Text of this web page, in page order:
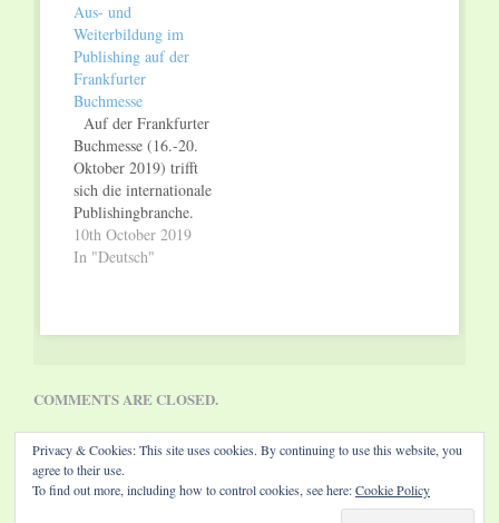
12-18 Jahren zum
Schreibwettbewerb
Frankfurt Young
Stories auf. Bis zum
30. September 2019
konnten Beiträge in
den Genres Short
Story und Lyrik
eingereicht werden.
Eine dreiköpfige
Jury…
Aus- und
Weiterbildung im
Publishing auf der
Frankfurter
Buchmesse
Auf der Frankfurter
Buchmesse (16.-20.
Oktober 2019) trifft
sich die internationale
Publishingbranche.
Hier finden
Auszubildende und
Wissenswertes rund
um Aus- und
Weiterbildungsformate
und können Kontakt
zu
Personalverantwortlichen,
10th October 2019
In "Deutsch"
COMMENTS ARE CLOSED.
Privacy & Cookies: This site uses cookies. By continuing to use this website, you
agree to their use.
To find out more, including how to control cookies, see here:Cookie Policy